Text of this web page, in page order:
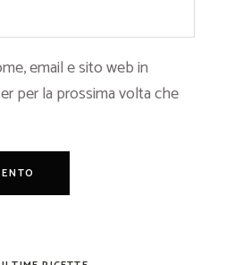
email e sito web in
per la prossima volta che